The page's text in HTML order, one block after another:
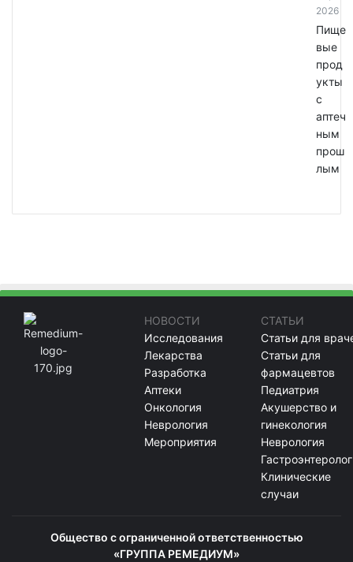
2026
Пище
вые
прод
укты
с
аптеч
ным
прош
лым
НОВОСТИ
Исследования
Лекарства
Разработка
Аптеки
Онкология
Неврология
Мероприятия
СТАТЬИ
Статьи для
Статьи для
фармацевтов
Педиатрия
Акушерство и
гинекология
Неврология
Клинические
случаи
Общество с ограниченной ответственностью
«ГРУППА РЕМЕДИУМ»